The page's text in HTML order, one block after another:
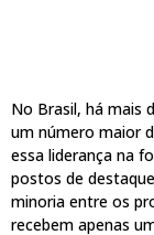
No Brasil, há mais
um número maior
essa liderança na
postos de
minoria entre os
recebem apenas